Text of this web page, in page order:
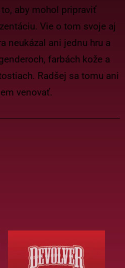
aby mohol pripraviť
Vie o tom svoje aj
neukázal ani jednu hru a
farbách kože a
Radšej sa tomu ani
venovať.